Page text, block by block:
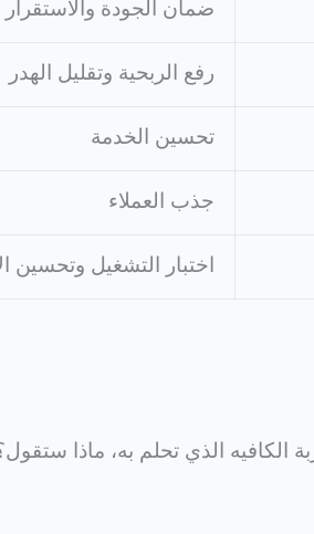
ضمان الجودة والاستقرار
رفع الربحية وتقليل الهدر
تحسين الخدمة
جذب العملاء
اختبار التشغيل وتحسين
الكافيه الذي تحلم به، ماذا